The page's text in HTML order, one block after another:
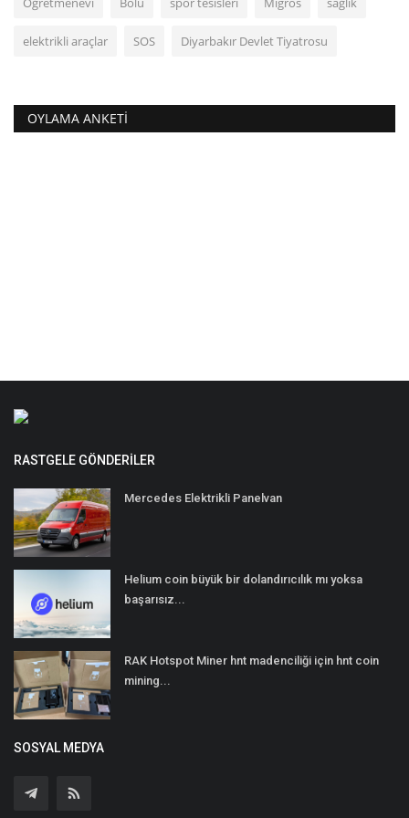
elektrikli araçlar SOS Diyarbakır Devlet Tiyatrosu
OYLAMA ANKETI
RASTGELE GÖNDERILER
Mercedes Elektrikli Panelvan
Helium coin büyük bir dolandırıcılık mı yoksa
başarısız...
RAK Hotspot Miner hnt madenciliği için hnt coin
mining...
SOSYAL MEDYA